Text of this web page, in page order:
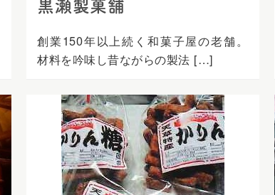
黒瀬製菓舗
創業150年以上続く和菓子屋の老舗。
材料を吟味し昔ながらの製法 […]